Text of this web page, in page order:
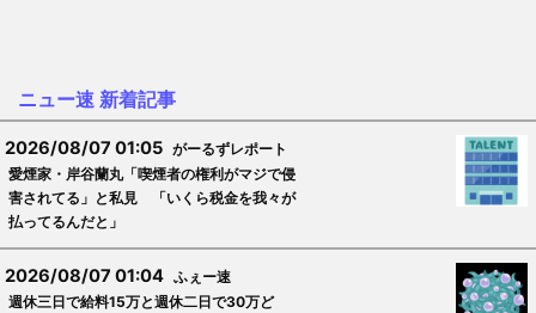
ニュー速 新着記事
2026/08/07 01:05がーるずレポート
愛煙家・岸谷蘭丸「喫煙者の権利がマジで侵
害されてる」と私見 「いくら税金を我々が
払ってるんだと」
2026/08/07 01:04ふぇー速
週休三日で給料15万と週休二日で30万ど